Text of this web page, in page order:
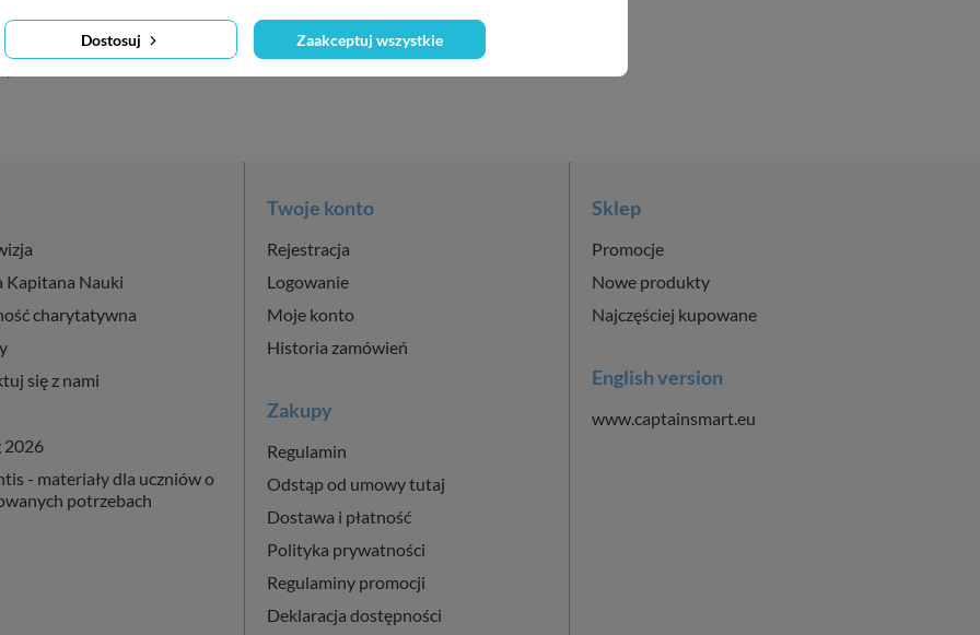
(opinie: 6)
Dostosuj Zaakceptuj wszystkie
Kapitana Nauki
charytatywna
się z nami
2026
- materiały dla uczniów o
potrzebach
Twoje konto
Rejestracja
Logowanie
Moje konto
Historia zamówień
Zakupy
Regulamin
Odstąp od umowy tutaj
Dostawa i płatność
Polityka prywatności
Regulaminy promocji
Deklaracja dostępności
Sklep
Promocje
Nowe produkty
Najczęściej kupowane
English version
www.captainsmart.eu